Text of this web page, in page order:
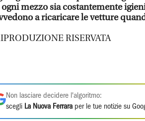
ogni mezzo sia costantemente
a ricaricare le vetture
RISERVATA
Non lasciare decidere l'algoritmo:
scegli La Nuova Ferrara per le tue notizie su